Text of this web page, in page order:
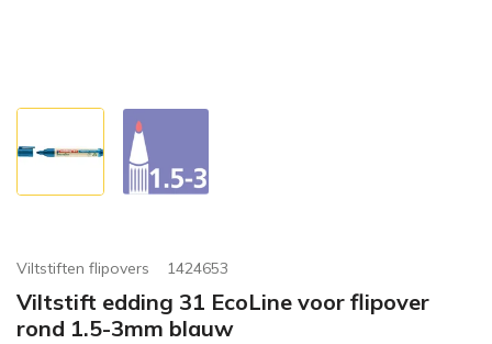
Viltstiften flipovers 1424653
Viltstift edding 31 EcoLine voor flipover
rond 1.5-3mm blauw